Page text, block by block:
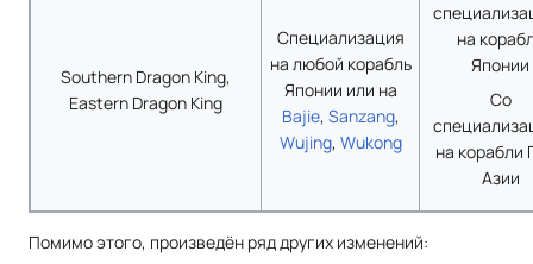
Southern Dragon King,
Eastern Dragon King
Специализация
на любой корабль
Японии или на
Bajie, Sanzang,
Wujing, Wukong
на
Японии
Со
на корабли
Азии
Помимо этого, произведён ряд других изменений: